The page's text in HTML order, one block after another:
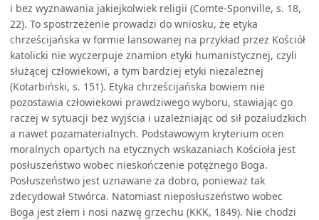
i bez wyznawania jakiejkolwiek religii (Comte-Sponville, s. 18,
22). To spostrzeżenie prowadzi do wniosku, że etyka
chrześcijańska w formie lansowanej na przykład przez Kościół
katolicki nie wyczerpuje znamion etyki humanistycznej, czyli
służącej człowiekowi, a tym bardziej etyki niezależnej
(Kotarbiński, s. 151). Etyka chrześcijańska bowiem nie
pozostawia człowiekowi prawdziwego wyboru, stawiając go
raczej w sytuacji bez wyjścia i uzależniając od sił pozaludzkich
a nawet pozamaterialnych. Podstawowym kryterium ocen
moralnych opartych na etycznych wskazaniach Kościoła jest
posłuszeństwo wobec nieskończenie potężnego Boga.
Posłuszeństwo jest uznawane za dobro, ponieważ tak
zdecydował Stwórca. Natomiast nieposłuszeństwo wobec
Boga jest złem i nosi nazwę grzechu (KKK, 1849). Nie chodzi